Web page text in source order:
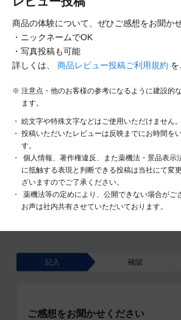
商品の体験について、ぜひご感想をお聞か
・ニックネームでOK
・写真投稿も可能
詳しくは、 商品レビュー投稿ご利用規約 を
注意点・他のお客様の参考になるように建設的
ます。
絵文字や特殊文字などはご使用いただけません。
投稿いただいたレビューは反映までにお時間を
す。
個人情報、著作権違反、また薬機法・景品表示
に抵触する表現と判断できる投稿は当社にて変
ざいますのでご了承ください。
薬機法等の定めにより、公開できない場合がご
お声は社内共有させていただいております。
記入 確認
ご感想をお聞かせください